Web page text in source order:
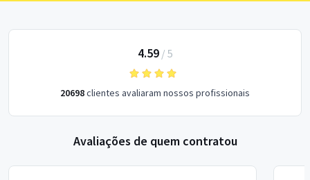
4.59/ 5
20698clientes avaliaram nossos profissionais
Avaliações de quem contratou